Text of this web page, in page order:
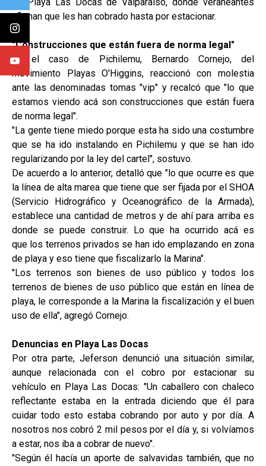
afirman que les han cobrado hasta por estacionar.
"Construcciones que están fuera de norma legal"
En el caso de Pichilemu, Bernardo Cornejo, del
movimiento Playas O'Higgins, reaccionó con molestia
ante las denominadas tomas "vip" y recalcó que "lo que
estamos viendo acá son construcciones que están fuera
de norma legal".
"La gente tiene miedo porque esta ha sido una costumbre
que se ha ido instalando en Pichilemu y que se han ido
regularizando por la ley del cartel", sostuvo.
De acuerdo a lo anterior, detalló que "lo que ocurre es que
la línea de alta marea que tiene que ser fijada por el SHOA
(Servicio Hidrográfico y Oceanográfico de la Armada),
establece una cantidad de metros y de ahí para arriba es
donde se puede construir. Lo que ha ocurrido acá es
que los terrenos privados se han ido emplazando en zona
de playa y eso tiene que fiscalizarlo la Marina".
"Los terrenos son bienes de uso público y todos los
terrenos de bienes de uso público que están en línea de
playa, le corresponde a la Marina la fiscalización y el buen
uso de ella", agregó Cornejo.
Denuncias en Playa Las Docas
Por otra parte, Jeferson denunció una situación similar,
aunque relacionada con el cobro por estacionar su
vehículo en Playa Las Docas: "Un caballero con chaleco
reflectante estaba en la entrada diciendo que él para
cuidar todo esto estaba cobrando por auto y por día. A
nosotros nos cobró 2 mil pesos por el día y, si volvíamos
a estar, nos iba a cobrar de nuevo".
"Según él hacía un aporte de salvavidas también, que no